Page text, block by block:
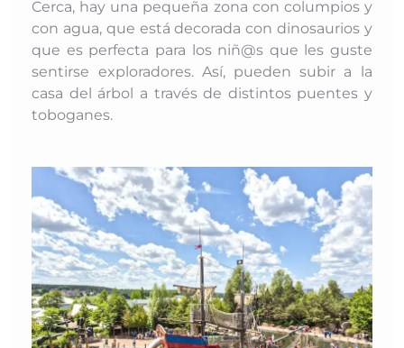
Cerca, hay una pequeña zona con columpios y
con agua, que está decorada con dinosaurios y
que es perfecta para los niñ@s que les guste
sentirse exploradores. Así, pueden subir a la
casa del árbol a través de distintos puentes y
toboganes.